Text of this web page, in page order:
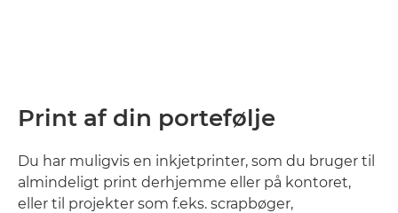
Print af din portefølje
Du har muligvis en inkjetprinter, som du bruger til
almindeligt print derhjemme eller på kontoret,
eller til projekter som f.eks. scrapbøger,